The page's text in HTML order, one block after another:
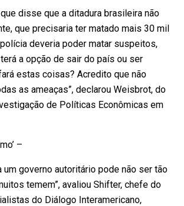
disse que a ditadura brasileira não
que precisaria ter matado mais 30 mil
deveria poder matar suspeitos,
a opção de sair do país ou ser
estas coisas? Acredito que não
as ameaças”, declarou Weisbrot, do
de Políticas Econômicas em
–
um governo autoritário pode não ser tão
temem”, avaliou Shifter, chefe do
do Diálogo Interamericano,